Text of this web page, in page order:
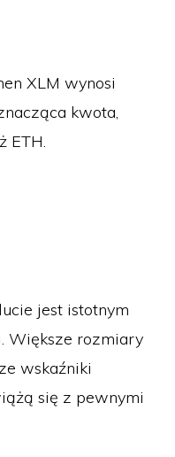
XLM wynosi
kwota,
ETH.
jest istotnym
Większe rozmiary
wskaźniki
się z pewnymi